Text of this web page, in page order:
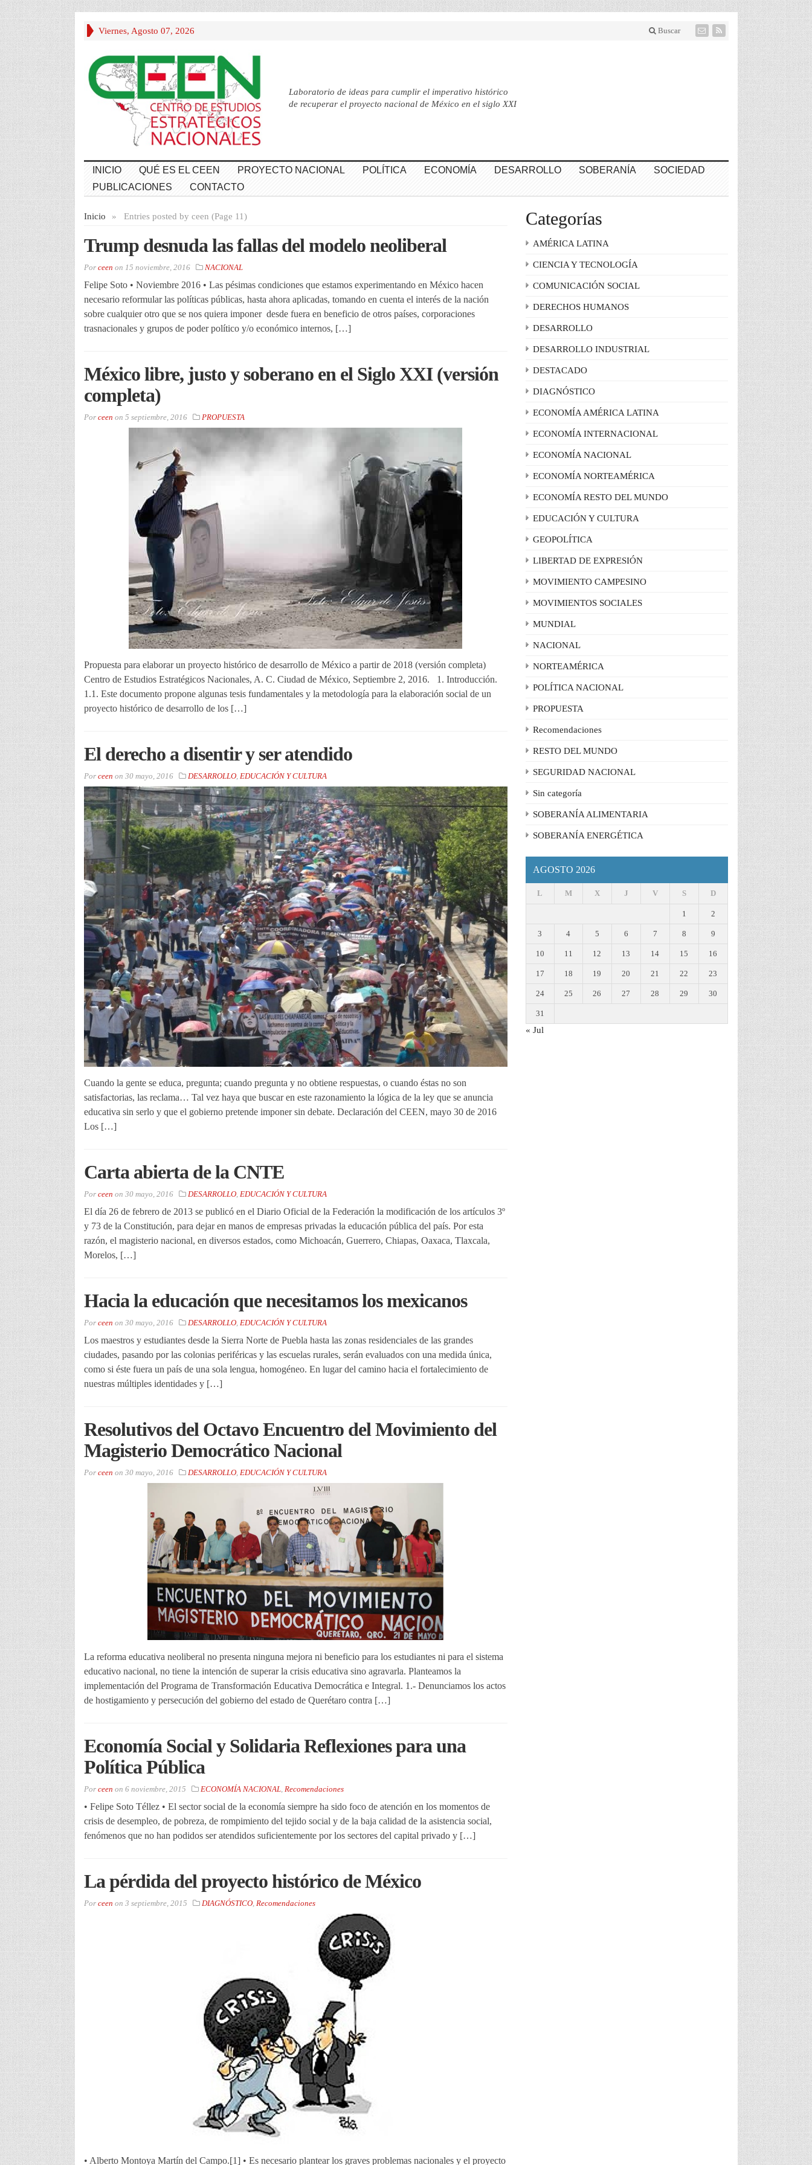
Viernes, Agosto 07, 2026 Buscar
Laboratorio de ideas para cumplir el imperativo histórico
de recuperar el proyecto nacional de México en el siglo XXI
INICIO QUÉ ES EL CEEN PROYECTO NACIONAL POLÍTICA ECONOMÍA DESARROLLO SOBERANÍA
SOCIEDAD
PUBLICACIONES
CONTACTO
Inicio » Entries posted by ceen (Page 11)
Trump desnuda las fallas del modelo neoliberal
Por ceen on 15 noviembre, 2016 NACIONAL
Felipe Soto • Noviembre 2016 • Las pésimas condiciones que estamos experimentando en México hacen
necesario reformular las políticas públicas, hasta ahora aplicadas, tomando en cuenta el interés de la nación
sobre cualquier otro que se nos quiera imponer desde fuera en beneficio de otros países, corporaciones
trasnacionales y grupos de poder político y/o económico internos, […]
México libre, justo y soberano en el Siglo XXI (versión
completa)
Por ceen on 5 septiembre, 2016 PROPUESTA
Propuesta para elaborar un proyecto histórico de desarrollo de México a partir de 2018 (versión completa)
Centro de Estudios Estratégicos Nacionales, A. C. Ciudad de México, Septiembre 2, 2016. 1. Introducción.
1.1. Este documento propone algunas tesis fundamentales y la metodología para la elaboración social de un
proyecto histórico de desarrollo de los […]
El derecho a disentir y ser atendido
Por ceen on 30 mayo, 2016 DESARROLLO, EDUCACIÓN Y CULTURA
Cuando la gente se educa, pregunta; cuando pregunta y no obtiene respuestas, o cuando éstas no son
satisfactorias, las reclama… Tal vez haya que buscar en este razonamiento la lógica de la ley que se anuncia
educativa sin serlo y que el gobierno pretende imponer sin debate. Declaración del CEEN, mayo 30 de 2016
Los […]
Carta abierta de la CNTE
Por ceen on 30 mayo, 2016 DESARROLLO, EDUCACIÓN Y CULTURA
El día 26 de febrero de 2013 se publicó en el Diario Oficial de la Federación la modificación de los artículos 3º
y 73 de la Constitución, para dejar en manos de empresas privadas la educación pública del país. Por esta
razón, el magisterio nacional, en diversos estados, como Michoacán, Guerrero, Chiapas, Oaxaca, Tlaxcala,
Morelos, […]
Hacia la educación que necesitamos los mexicanos
Por ceen on 30 mayo, 2016 DESARROLLO, EDUCACIÓN Y CULTURA
Los maestros y estudiantes desde la Sierra Norte de Puebla hasta las zonas residenciales de las grandes
ciudades, pasando por las colonias periféricas y las escuelas rurales, serán evaluados con una medida única,
como si éste fuera un país de una sola lengua, homogéneo. En lugar del camino hacia el fortalecimiento de
nuestras múltiples identidades y […]
Resolutivos del Octavo Encuentro del Movimiento del
Magisterio Democrático Nacional
Por ceen on 30 mayo, 2016 DESARROLLO, EDUCACIÓN Y CULTURA
La reforma educativa neoliberal no presenta ninguna mejora ni beneficio para los estudiantes ni para el sistema
educativo nacional, no tiene la intención de superar la crisis educativa sino agravarla. Planteamos la
implementación del Programa de Transformación Educativa Democrática e Integral. 1.- Denunciamos los actos
de hostigamiento y persecución del gobierno del estado de Querétaro contra […]
Economía Social y Solidaria Reflexiones para una
Política Pública
Por ceen on 6 noviembre, 2015 ECONOMÍA NACIONAL, Recomendaciones
• Felipe Soto Téllez • El sector social de la economía siempre ha sido foco de atención en los momentos de
crisis de desempleo, de pobreza, de rompimiento del tejido social y de la baja calidad de la asistencia social,
fenómenos que no han podidos ser atendidos suficientemente por los sectores del capital privado y […]
La pérdida del proyecto histórico de México
Por ceen on 3 septiembre, 2015 DIAGNÓSTICO, Recomendaciones
• Alberto Montoya Martín del Campo.[1] • Es necesario plantear los graves problemas nacionales y el proyecto
Categorías
AMÉRICA LATINA
CIENCIA Y TECNOLOGÍA
COMUNICACIÓN SOCIAL
DERECHOS HUMANOS
DESARROLLO
DESARROLLO INDUSTRIAL
DESTACADO
DIAGNÓSTICO
ECONOMÍA AMÉRICA LATINA
ECONOMÍA INTERNACIONAL
ECONOMÍA NACIONAL
ECONOMÍA NORTEAMÉRICA
ECONOMÍA RESTO DEL MUNDO
EDUCACIÓN Y CULTURA
GEOPOLÍTICA
LIBERTAD DE EXPRESIÓN
MOVIMIENTO CAMPESINO
MOVIMIENTOS SOCIALES
MUNDIAL
NACIONAL
NORTEAMÉRICA
POLÍTICA NACIONAL
PROPUESTA
Recomendaciones
RESTO DEL MUNDO
SEGURIDAD NACIONAL
Sin categoría
SOBERANÍA ALIMENTARIA
SOBERANÍA ENERGÉTICA
AGOSTO 2026
L M X J V S D
1 2
3 4 5 6 7 8 9
10 11 12 13 14 15 16
17 18 19 20 21 22 23
24 25 26 27 28 29 30
31
« Jul